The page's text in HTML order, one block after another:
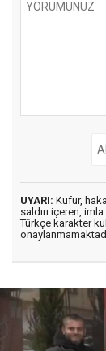
UYARI: Küfür,
saldırı içeren,
Türkçe karakter